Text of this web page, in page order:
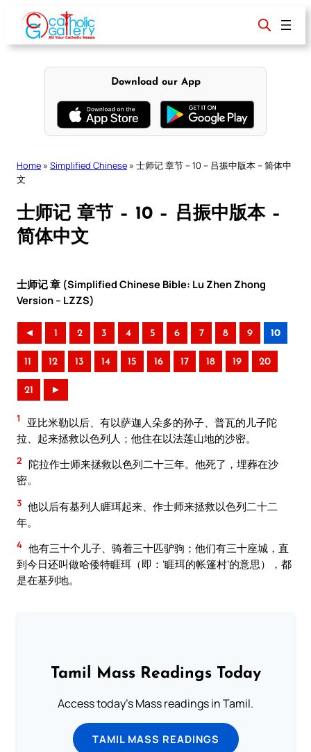
content
Download our App
Home » Simplified Chinese » 士师记 章节 – 10 – 吕振中版本 – 简体中
文
士师记 章节 – 10 – 吕振中版本 –
简体中文
士师记 章 (Simplified Chinese Bible: Lu Zhen Zhong
Version – LZZS)
◄ 1 2 3 4 5 6 7 8 9 10
11 12 13 14 15 16 17 18 19 20
21 ►
1
亚比米勒以后、有以萨迦人朵多的孙子、普瓦的儿子陀
拉、起来拯救以色列人；他住在以法莲山地的沙密。
2 陀拉作士师来拯救以色列二十三年。他死了，埋葬在沙
密。
3 他以后有基列人睚珥起来、作士师来拯救以色列二十二
年。
4 他有三十个儿子、骑着三十匹驴驹；他们有三十座城，直
到今日还叫做哈倭特睚珥（即：‘睚珥的帐篷村’的意思），都
是在基列地。
Tamil Mass Readings Today
Access today's Mass readings in Tamil.
TAMIL MASS READINGS